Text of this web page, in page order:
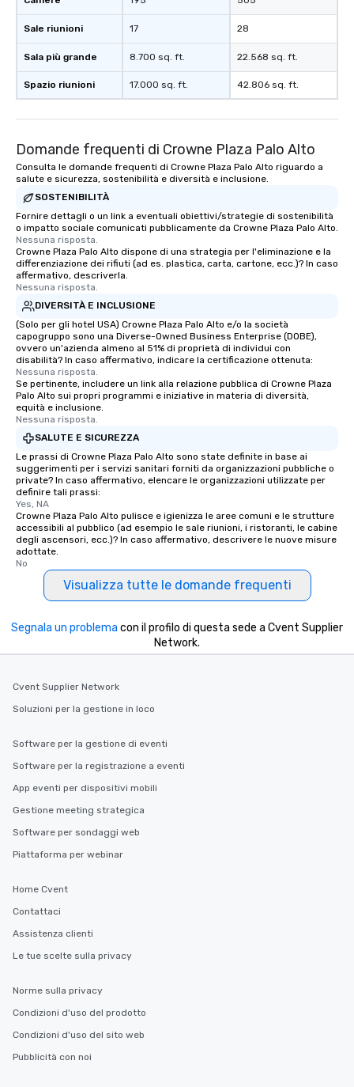
Sale riunioni
Sala più grande
Spazio riunioni
17
8.700 sq. ft.
17.000 sq. ft.
28
22.568 sq. ft.
42.806 sq. ft.
Domande frequenti di Crowne Plaza Palo Alto
Consulta le domande frequenti di Crowne Plaza Palo Alto riguardo a
salute e sicurezza, sostenibilità e diversità e inclusione.
SOSTENIBILITÀ
Fornire dettagli o un link a eventuali obiettivi/strategie di sostenibilità
o impatto sociale comunicati pubblicamente da Crowne Plaza Palo Alto.
Nessuna risposta.
Crowne Plaza Palo Alto dispone di una strategia per l'eliminazione e la
differenziazione dei rifiuti (ad es. plastica, carta, cartone, ecc.)? In caso
affermativo, descriverla.
Nessuna risposta.
DIVERSITÀ E INCLUSIONE
(Solo per gli hotel USA) Crowne Plaza Palo Alto e/o la società
capogruppo sono una Diverse-Owned Business Enterprise (DOBE),
ovvero un'azienda almeno al 51% di proprietà di individui con
disabilità? In caso affermativo, indicare la certificazione ottenuta:
Nessuna risposta.
Se pertinente, includere un link alla relazione pubblica di Crowne Plaza
Palo Alto sui propri programmi e iniziative in materia di diversità,
equità e inclusione.
Nessuna risposta.
SALUTE E SICUREZZA
Le prassi di Crowne Plaza Palo Alto sono state definite in base ai
suggerimenti per i servizi sanitari forniti da organizzazioni pubbliche o
private? In caso affermativo, elencare le organizzazioni utilizzate per
definire tali prassi:
Yes, NA
Crowne Plaza Palo Alto pulisce e igienizza le aree comuni e le strutture
accessibili al pubblico (ad esempio le sale riunioni, i ristoranti, le cabine
degli ascensori, ecc.)? In caso affermativo, descrivere le nuove misure
adottate.
No
Visualizza tutte le domande frequenti
Segnala un problema con il profilo di questa sede a Cvent Supplier
Network.
Cvent Supplier Network
Soluzioni per la gestione in loco
Software per la gestione di eventi
Software per la registrazione a eventi
App eventi per dispositivi mobili
Gestione meeting strategica
Software per sondaggi web
Piattaforma per webinar
Home Cvent
Contattaci
Assistenza clienti
Le tue scelte sulla privacy
Norme sulla privacy
Condizioni d'uso del prodotto
Condizioni d'uso del sito web
Pubblicità con noi